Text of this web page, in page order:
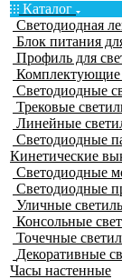
Каталог
Светодиодная
Блок питания
Профиль для
Комплектующие
Светодиодные
Трековые
Линейные
Светодиодные
Кинетические
Светодиодные
Светодиодные
Уличные
Консольные
Точечные
Декоративные
Часы настенные